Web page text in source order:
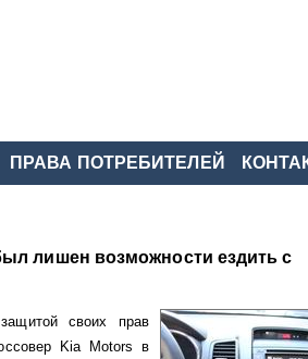
ПРАВА ПОТРЕБИТЕЛЕЙ
лишен возможности ездить с
своих прав
Kia Motors в